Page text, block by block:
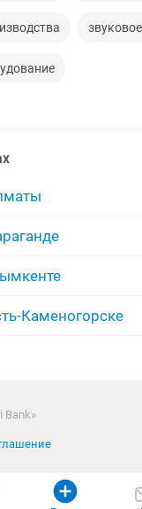
одежды
Каменогорске
Bank»